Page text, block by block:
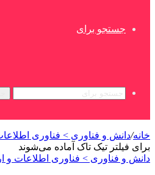
جستجو برای
خانه/دانش و فناوری > فناوری
برای فیلتر تیک تاک آماده می‌شوند
دانش و فناوری > فناوری اطلاعات و